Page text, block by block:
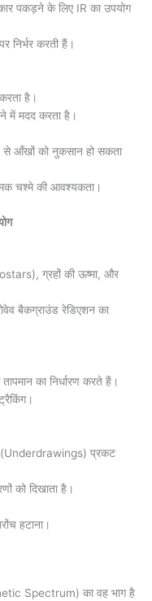
पकड़ने के लिए IR का उपयोग
निर्भर करती हैं।
है।
में मदद करता है।
से आँखों को नुकसान हो सकता
चश्मे की आवश्यकता।
ग्रहों की ऊष्मा, और
बैकग्राउंड रेडिएशन का
का निर्धारण करते हैं।
(Underdrawings) प्रकट
को दिखाता है।
हटाना।
Spectrum) का वह भाग है